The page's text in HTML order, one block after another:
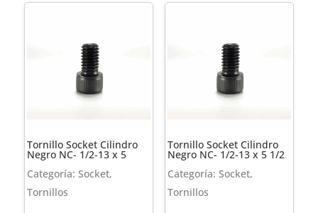
Tornillo Socket Cilindro
Negro NC- 1/2-13 x 5
Categoría: Socket,
Tornillos
Tornillo Socket Cilindro
Negro NC- 1/2-13 x 5 1/2
Categoría: Socket,
Tornillos